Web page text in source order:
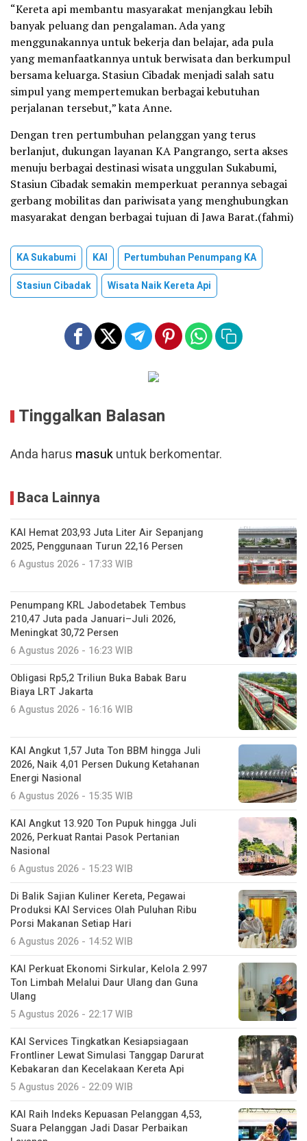
“Kereta api membantu masyarakat menjangkau lebih
banyak peluang dan pengalaman. Ada yang
menggunakannya untuk bekerja dan belajar, ada pula
yang memanfaatkannya untuk berwisata dan berkumpul
bersama keluarga. Stasiun Cibadak menjadi salah satu
simpul yang mempertemukan berbagai kebutuhan
perjalanan tersebut,” kata Anne.
Dengan tren pertumbuhan pelanggan yang terus
berlanjut, dukungan layanan KA Pangrango, serta akses
menuju berbagai destinasi wisata unggulan Sukabumi,
Stasiun Cibadak semakin memperkuat perannya sebagai
gerbang mobilitas dan pariwisata yang menghubungkan
masyarakat dengan berbagai tujuan di Jawa Barat.(fahmi)
KA Sukabumi KAI
Pertumbuhan Penumpang KA
Stasiun Cibadak
Wisata Naik Kereta Api
Tinggalkan Balasan
Anda harus masukuntuk berkomentar.
Baca Lainnya
KAI Hemat 203,93 Juta Liter Air Sepanjang
2025, Penggunaan Turun 22,16 Persen
6 Agustus 2026 - 17:33 WIB
Penumpang KRL Jabodetabek Tembus
210,47 Juta pada Januari–Juli 2026,
Meningkat 30,72 Persen
6 Agustus 2026 - 16:23 WIB
Obligasi Rp5,2 Triliun Buka Babak Baru
Biaya LRT Jakarta
6 Agustus 2026 - 16:16 WIB
KAI Angkut 1,57 Juta Ton BBM hingga Juli
2026, Naik 4,01 Persen Dukung Ketahanan
Energi Nasional
6 Agustus 2026 - 15:35 WIB
KAI Angkut 13.920 Ton Pupuk hingga Juli
2026, Perkuat Rantai Pasok Pertanian
Nasional
6 Agustus 2026 - 15:23 WIB
Di Balik Sajian Kuliner Kereta, Pegawai
Produksi KAI Services Olah Puluhan Ribu
Porsi Makanan Setiap Hari
6 Agustus 2026 - 14:52 WIB
KAI Perkuat Ekonomi Sirkular, Kelola 2.997
Ton Limbah Melalui Daur Ulang dan Guna
Ulang
5 Agustus 2026 - 22:17 WIB
KAI Services Tingkatkan Kesiapsiagaan
Frontliner Lewat Simulasi Tanggap Darurat
Kebakaran dan Kecelakaan Kereta Api
5 Agustus 2026 - 22:09 WIB
KAI Raih Indeks Kepuasan Pelanggan 4,53,
Suara Pelanggan Jadi Dasar Perbaikan